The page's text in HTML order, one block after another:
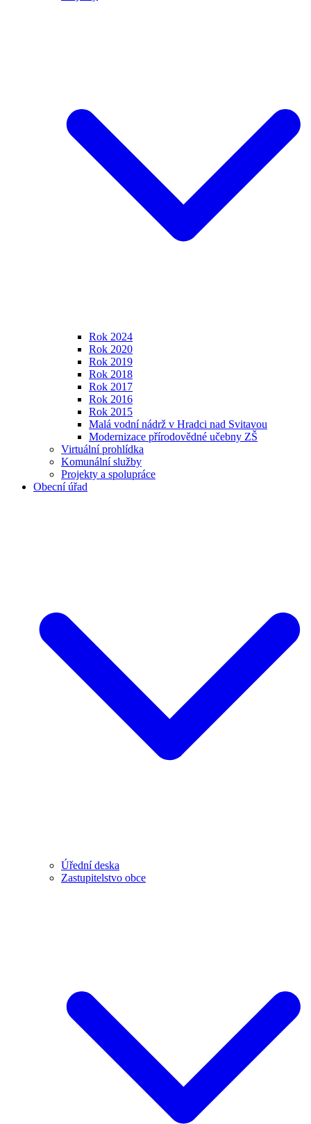
Rok 2024
Rok 2020
Rok 2019
Rok 2018
Rok 2017
Rok 2016
Rok 2015
Malá vodní nádrž v Hradci nad Svitavou
Modernizace přírodovědné učebny ZŠ
Virtuální prohlídka
Komunální služby
Projekty a spolupráce
Obecní úřad
Úřední deska
Zastupitelstvo obce